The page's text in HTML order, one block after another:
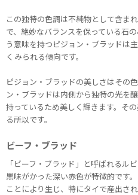
この独特の色調は不純物として含ま
で、絶妙なバランスを保っている石
う意味を持つピジョン・ブラッドは
くみられる傾向です。
ピジョン・ブラッドの美しさはその
ン・ブラッドは内側から独特の光を
持っているため美しく輝きます。そ
る所以です。
ビーフ・ブラッド
「ビーフ・ブラッド」と呼ばれるル
黒味がかった深い赤色が特徴的です
ことにより生じ、特にタイで産出さ